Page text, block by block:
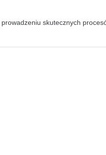
skutecznych